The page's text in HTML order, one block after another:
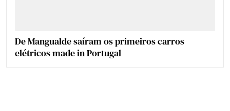
De Mangualde saíram os primeiros carros
elétricos made in Portugal